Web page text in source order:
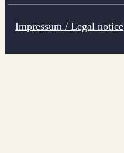
Impressum / Legal notice